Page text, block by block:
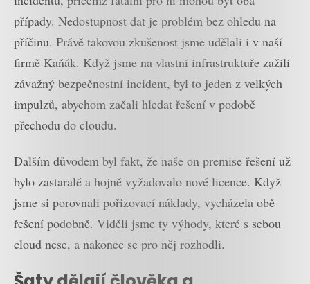
případy. Nedostupnost dat je problém bez ohledu na
příčinu. Právě takovou zkušenost jsme udělali i v naší
firmě Kaňák. Když jsme na vlastní infrastruktuře zažili
závažný bezpečnostní incident, byl to jeden z velkých
impulzů, abychom začali hledat řešení v podobě
přechodu do cloudu.
Dalším důvodem byl fakt, že naše on premise řešení už
bylo zastaralé a hojně vyžadovalo nové licence. Když
jsme si porovnali pořizovací náklady, vycházela obě
řešení podobně. Viděli jsme ty výhody, které s sebou
cloud nese, a nakonec se pro něj rozhodli.